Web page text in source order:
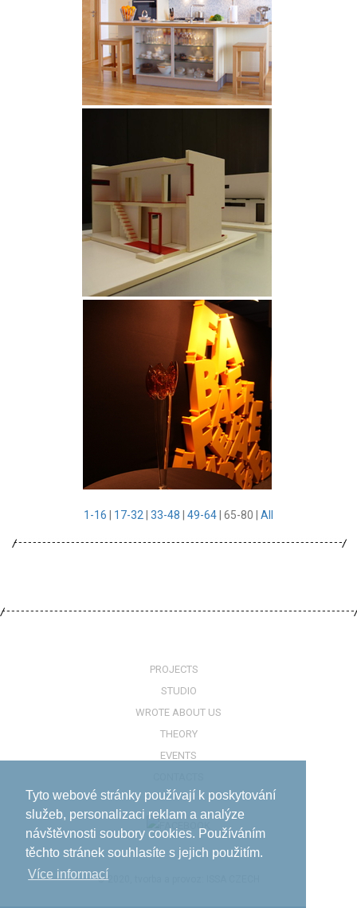
Tyto webové stránky používají k poskytování
služeb, personalizaci reklam a analýze
návštěvnosti soubory cookies. Používáním
těchto stránek souhlasíte s jejich použitím.
Více informací­
1-16 17-32 33-48 49-64 65-80 All
PROJECTS
STUDIO
WROTE ABOUT US
THEORY
EVENTS
© 2020, tvorba a provoz: